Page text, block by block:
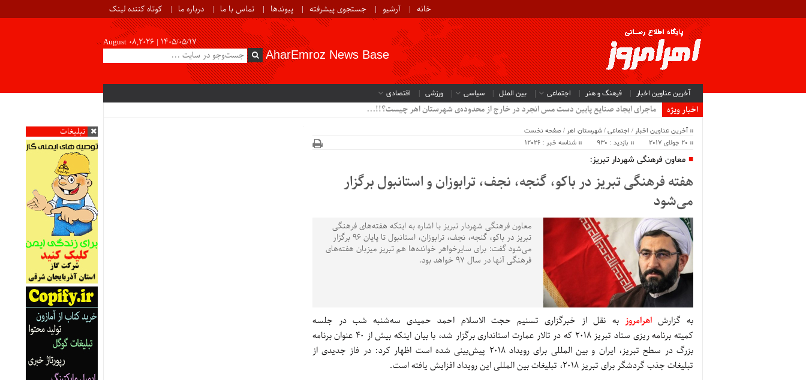
خانه آرشیو جستجوی پیشرفته پیوندها تماس با ما درباره ما کوتاه کننده لینک
August 08,2026 | ۱۴۰۵/۰۵/۱۷
AharEmroz News Base
آخرین عناوین اخبار فرهنگ و هنر اجتماعی بین الملل سیاسی ورزشی اقتصادی
اخبار ویژه
ماجرای ایجاد صنایع پایین دست مس انجرد در خارج از محدوده‌ی شهرستان اهر چیست؟!!...
تبلیغات
آخرین عناوین اخبار / اجتماعی/شهرستان اهر /صفحه نخست
20 جولای 2017
بازدید : 930 شناسه خبر : 12026
معاون فرهنگی شهردار تبریز:
هفته‌ فرهنگی تبریز در باکو، گنجه، نجف، ترابوزان و استانبول برگزار
می‌شود
معاون فرهنگی شهردار تبریز با اشاره به اینکه هفته‌های فرهنگی
تبریز در باکو، گنجه، نجف، ترابوزان، استانبول تا پایان ۹۶ برگزار
می‌شود گفت: برای سایرخواهر خوانده‌ها هم تبریز میزبان هفته‌های
فرهنگی آنها در سال ۹۷ خواهد بود.
به گزارشاهرامروز به نقل از خبرگزاری تسنیم حجت الاسلام احمد حمیدی سه‌شنبه شب در جلسه
کمیته برنامه ریزی ستاد تبریز 2018 که در تالار عمارت استانداری برگزار شد، با بیان اینکه بیش از 40 عنوان برنامه
بزرگ در سطح تبریز، ایران و بین المللی برای رویداد 2018 پیش‌بینی شده است اظهار کرد: در فاز جدیدی از
تبلیغات جذب گردشگر برای تبریز 2018، تبلیغات بین المللی این رویداد افزایش یافته است.